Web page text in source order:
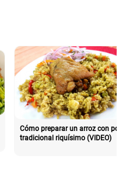
Cómo preparar un arroz con pollo
tradicional riquísimo (VIDEO)